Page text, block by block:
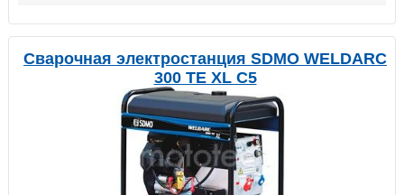
Сварочная электростанция SDMO WELDARC
300 TE XL C5